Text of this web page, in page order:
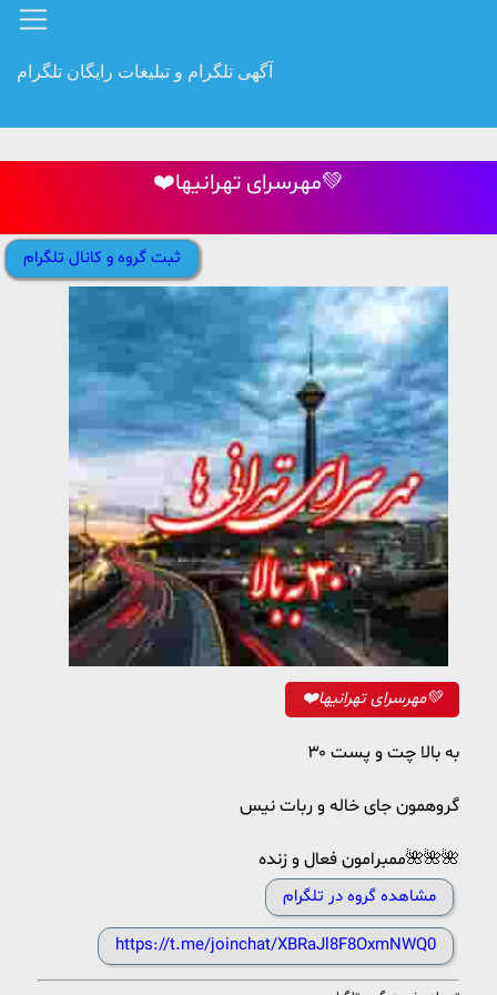
آگهی تلگرام و تبلیغات رایگان تلگرام
❤️مهرسرای تهرانیها💚
ثبت گروه و کانال تلگرام
❤️مهرسرای تهرانیها💚
۳۰ به بالا چت و پست
گروهمون جای خاله و ربات نیس
ممبرامون فعال و زنده🌺🌺🌺
مشاهده گروه در تلگرام
https://t.me/joinchat/XBRaJl8F8OxmNWQ0